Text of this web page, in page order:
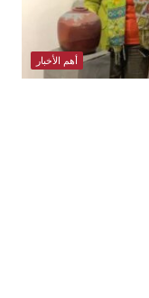
أهم الأخبار